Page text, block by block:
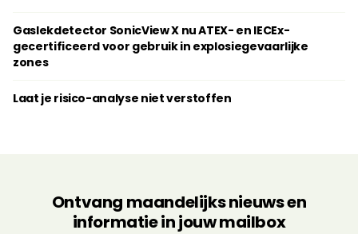
Gaslekdetector SonicView X nu ATEX- en IECEx-
gecertificeerd voor gebruik in explosiegevaarlijke
zones
Laat je risico-analyse niet verstoffen
Ontvang maandelijks nieuws en
informatie in jouw mailbox